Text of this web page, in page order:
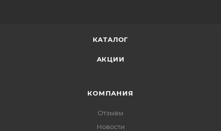
КАТАЛОГ
АКЦИИ
КОМПАНИЯ
Отзывы
Новости